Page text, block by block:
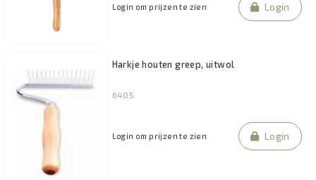
Login om prijzen te zien Login
Harkje houten greep, uitwol
6405
Login om prijzen te zien Login